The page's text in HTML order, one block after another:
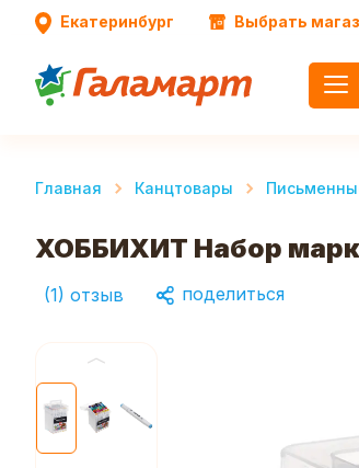
Екатеринбург Выбрать
Главная Канцтовары
ХОББИХИТ Набор
(1) отзыв поделиться